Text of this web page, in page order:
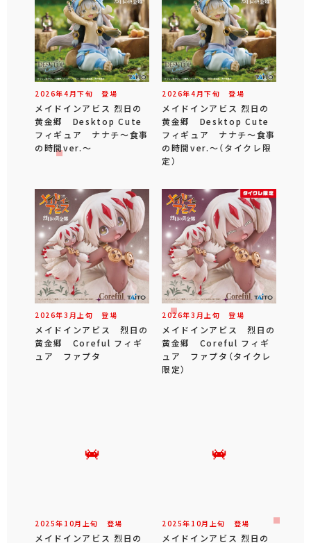
2026年4 月下旬 登場
メイドインアビス 烈日の
黄金郷 Desktop Cute
フィギュア ナナチ～食事
の時間ver.～
2026年4 月下旬 登場
メイドインアビス 烈日の
黄金郷 Desktop Cute
フィギュア ナナチ～食事
の時間ver.～（タイクレ限
定）
2026年3 月 上旬 登場
メイドインアビス 烈日の
黄金郷 Coreful フィギ
ュア ファプタ
2026年3 月 上旬 登場
メイドインアビス 烈日の
黄金郷 Coreful フィギ
ュア ファプタ（タイクレ
限定）
2025年 10月 上旬 登場
メイドインアビス 烈日の
2025年 10月 上旬 登場
メイドインアビス 烈日の